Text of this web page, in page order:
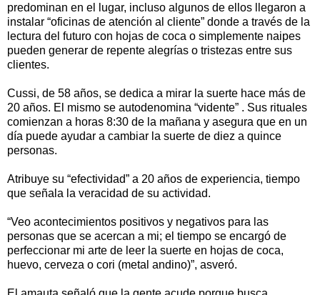
predominan en el lugar, incluso algunos de ellos llegaron a
instalar “oficinas de atención al cliente” donde a través de la
lectura del futuro con hojas de coca o simplemente naipes
pueden generar de repente alegrías o tristezas entre sus
clientes.
Cussi, de 58 años, se dedica a mirar la suerte hace más de
20 años. El mismo se autodenomina “vidente” . Sus rituales
comienzan a horas 8:30 de la mañana y asegura que en un
día puede ayudar a cambiar la suerte de diez a quince
personas.
Atribuye su “efectividad” a 20 años de experiencia, tiempo
que señala la veracidad de su actividad.
“Veo acontecimientos positivos y negativos para las
personas que se acercan a mi; el tiempo se encargó de
perfeccionar mi arte de leer la suerte en hojas de coca,
huevo, cerveza o cori (metal andino)”, asveró.